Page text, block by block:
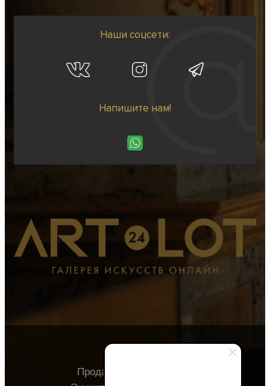
Наши соцсети:
Напишите нам!
Продавцу